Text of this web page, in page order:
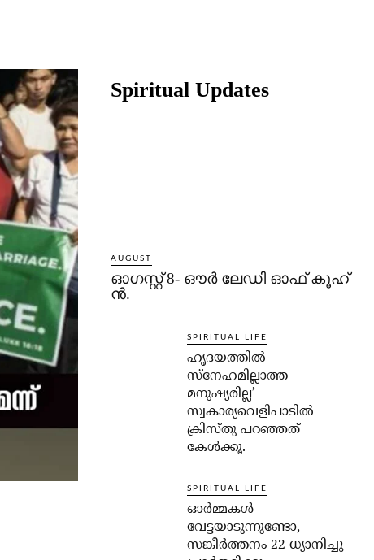
Spiritual Updates
AUGUST
ഓഗസ്റ്റ് 8- ഔര്‍ ലേഡി ഓഫ് കൂഹ്
ന്‍.
SPIRITUAL LIFE
ഹൃദയത്തില്‍
സ്‌നേഹമില്ലാത്ത
മനുഷ്യരില്ല’
സ്വകാര്യവെളിപാടില്‍
ക്രിസ്തു പറഞ്ഞത്
കേള്‍ക്കൂ.
SPIRITUAL LIFE
ഓര്‍മ്മകള്‍
വേട്ടയാടുന്നുണ്ടോ,
സങ്കീര്‍ത്തനം 22 ധ്യാനിച്ചു